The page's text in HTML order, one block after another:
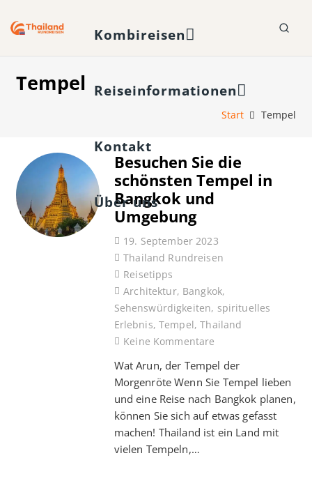
Kombireisen
Reiseinformationen
Kontakt
Über uns
Tempel
Start Tempel
Besuchen Sie die
schönsten Tempel in
Bangkok und
Umgebung
19. September 2023
Thailand Rundreisen
Reisetipps
Architektur, Bangkok,
Sehenswürdigkeiten, spirituelles
Erlebnis,Tempel,Thailand
Keine Kommentare
Wat Arun, der Tempel der
Morgenröte Wenn Sie Tempel lieben
und eine Reise nach Bangkok planen,
können Sie sich auf etwas gefasst
machen! Thailand ist ein Land mit
vielen Tempeln,…